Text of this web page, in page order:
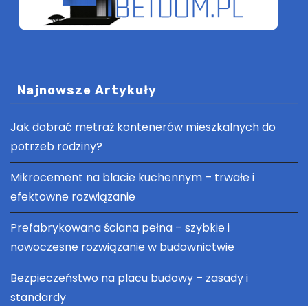
Najnowsze Artykuły
Jak dobrać metraż kontenerów mieszkalnych do
potrzeb rodziny?
Mikrocement na blacie kuchennym – trwałe i
efektowne rozwiązanie
Prefabrykowana ściana pełna – szybkie i
nowoczesne rozwiązanie w budownictwie
Bezpieczeństwo na placu budowy – zasady i
standardy